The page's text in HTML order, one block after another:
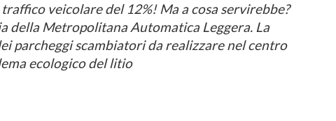
veicolare del 12%! Ma a cosa servirebbe?
della Metropolitana Automatica Leggera. La
parcheggi scambiatori da realizzare nel centro
ecologico del litio